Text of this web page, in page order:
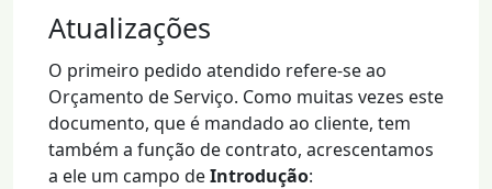
Atualizações
O primeiro pedido atendido refere-se ao
Orçamento de Serviço. Como muitas vezes este
documento, que é mandado ao cliente, tem
também a função de contrato, acrescentamos
a ele um campo deIntrodução: